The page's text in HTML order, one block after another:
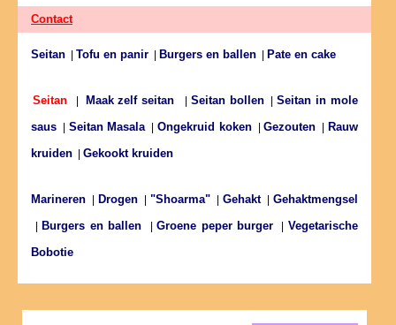
Contact
Seitan Tofu en panir Burgers en ballen Pate en cake
Seitan Maak zelf seitan Seitan bollen|Seitan in mole
saus
Seitan Masala|Ongekruid koken|Gezouten
Rauw
kruiden
Gekookt kruiden
Marineren Drogen "Shoarma" Gehakt|Gehaktmengsel
Burgers en ballen |Groene peper burger |Vegetarische
Bobotie